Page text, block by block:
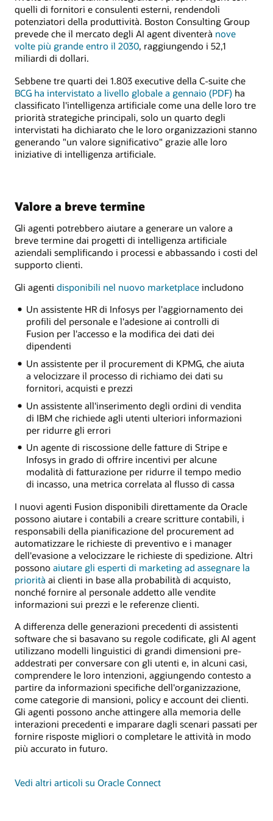
quelli di fornitori e consulenti esterni, rendendoli
potenziatori della produttività. Boston Consulting Group
prevede che il mercato degli AI agent diventerà nove
volte più grande entro il 2030, raggiungendo i 52,1
miliardi di dollari.
Sebbene tre quarti dei 1.803 executive della C-suite che
BCG ha intervistato a livello globale a gennaio (PDF) ha
classificato l'intelligenza artificiale come una delle loro tre
priorità strategiche principali, solo un quarto degli
intervistati ha dichiarato che le loro organizzazioni stanno
generando "un valore significativo" grazie alle loro
iniziative di intelligenza artificiale.
Valore a breve termine
Gli agenti potrebbero aiutare a generare un valore a
breve termine dai progetti di intelligenza artificiale
aziendali semplificando i processi e abbassando i costi del
supporto clienti.
Gli agenti disponibili nel nuovo marketplace includono
Un assistente HR di Infosys per l'aggiornamento dei
profili del personale e l'adesione ai controlli di
Fusion per l'accesso e la modifica dei dati dei
dipendenti
Un assistente per il procurement di KPMG, che aiuta
a velocizzare il processo di richiamo dei dati su
fornitori, acquisti e prezzi
Un assistente all'inserimento degli ordini di vendita
di IBM che richiede agli utenti ulteriori informazioni
per ridurre gli errori
Un agente di riscossione delle fatture di Stripe e
Infosys in grado di offrire incentivi per alcune
modalità di fatturazione per ridurre il tempo medio
di incasso, una metrica correlata al flusso di cassa
I nuovi agenti Fusion disponibili direttamente da Oracle
possono aiutare i contabili a creare scritture contabili, i
responsabili della pianificazione del procurement ad
automatizzare le richieste di preventivo e i manager
dell'evasione a velocizzare le richieste di spedizione. Altri
possono aiutare gli esperti di marketing ad assegnare la
priorità ai clienti in base alla probabilità di acquisto,
nonché fornire al personale addetto alle vendite
informazioni sui prezzi e le referenze clienti.
A differenza delle generazioni precedenti di assistenti
software che si basavano su regole codificate, gli AI agent
utilizzano modelli linguistici di grandi dimensioni pre-
addestrati per conversare con gli utenti e, in alcuni casi,
comprendere le loro intenzioni, aggiungendo contesto a
partire da informazioni specifiche dell'organizzazione,
come categorie di mansioni, policy e account dei clienti.
Gli agenti possono anche attingere alla memoria delle
interazioni precedenti e imparare dagli scenari passati per
fornire risposte migliori o completare le attività in modo
più accurato in futuro.
Vedi altri articoli su Oracle Connect